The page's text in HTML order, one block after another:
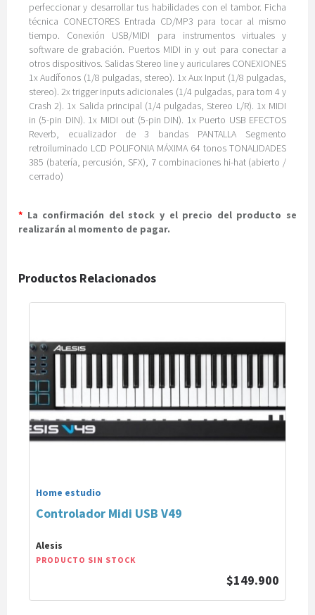
perfeccionar y desarrollar tus habilidades con el tambor. Ficha
técnica CONECTORES Entrada CD/MP3 para tocar al mismo
tiempo. Conexión USB/MIDI para instrumentos virtuales y
software de grabación. Puertos MIDI in y out para conectar a
otros dispositivos. Salidas Stereo line y auriculares CONEXIONES
1x Audífonos (1/8 pulgadas, stereo). 1x Aux Input (1/8 pulgadas,
stereo). 2x trigger inputs adicionales (1/4 pulgadas, para tom 4 y
Crash 2). 1x Salida principal (1/4 pulgadas, Stereo L/R). 1x MIDI
in (5-pin DIN). 1x MIDI out (5-pin DIN). 1x Puerto USB EFECTOS
Reverb, ecualizador de 3 bandas PANTALLA Segmento
retroiluminado LCD POLIFONIA MÁXIMA 64 tonos TONALIDADES
385 (batería, percusión, SFX), 7 combinaciones hi-hat (abierto /
cerrado)
* La confirmación del stock y el precio del producto se
realizarán al momento de pagar.
Productos Relacionados
Home estudio
Controlador Midi USB V49
Alesis
PRODUCTO SIN STOCK
$149.900